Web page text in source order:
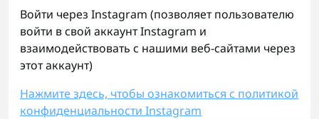
Войти через Instagram (позволяет пользователю
войти в свой аккаунт Instagram и
взаимодействовать с нашими веб-сайтами через
этот аккаунт)
Нажмите здесь, чтобы ознакомиться с политикой
конфиденциальности Instagram